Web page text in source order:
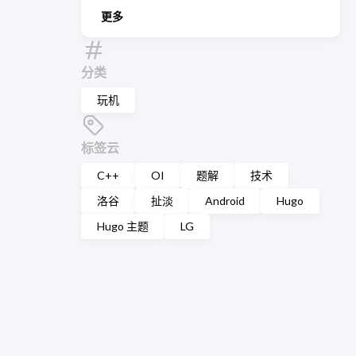
更多
分类
玩机
标签云
C++ OI 题解
技术
洛谷
扯淡 Android
Hugo
Hugo 主题
LG